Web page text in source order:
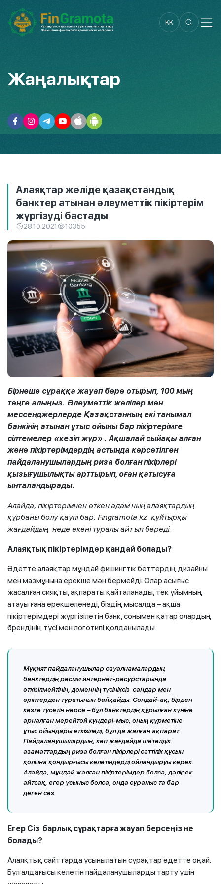
KK
Жаңалықтар
Алаяқтар желіде қазақстандық
банктер атынан әлеуметтік пікіртерім
жүргізуді бастады
28.10.2021 10355
Бірнеше сұраққа жауап бере отырып, 100 мың
теңге алыңыз. Әлеуметтік желілер мен
мессенджерлерде Қазақстанның екі танымал
банкінің атынан ұтыс ойыны бар пікіртерімге
сілтемелер «кезіп жүр» . Ақшалай сыйақы алған
және пікіртерімдердің астында көрсетілген
пайдаланушылардың риза болғанпікірлері
қызығушылықты арттырып, оған қатысуға
ынталандырады.
Алайда, пікіртерімнен өткенадамныңалаяқтардың
құрбаны болу қаупі бар. Fingramota.kz құйтырқы
жағдайдың неде екені туралы айтып береді.
Алаяқтық пікіртерімдер қандай болады?
Әдетте алаяқтар мұндай фишингтік беттердің дизайны
мен мазмұнына ерекше мән бермейді. Олар асығыс
жасалған сияқты, ақпараты қайталанады, тек ұйымның
атауы ғана ерекшеленеді, біздің мысалда – ақша
пікіртерімдері жүргізілетін банк, сонымен қатар олардың
брендінің түсі мен логотипі қолданылады.
Мұқият пайдаланушылар сауалнамалардың
банктердің ресми интернет-ресурстарында
өткізілмейтінін, доменнің түсініксіз сандар мен
әріптерден тұратынын байқайды. Сондай-ақ, бірден
көзге түсетін нәрсе – бұл банктердің құрылған күніне
арналған мерейтой күндері-мыс, оның құрметіне
ұтыс ойындары өткізіледі, бұл да жалған ақпарат.
Пайдаланушылардың, көп жағдайда шетелдік
азаматтардың риза болған пікірлері сәттілік құсын
қолына қондырғысы келетіндерді ойландыруы керек.
Алайда, мұндай жалған пікіртерімдер болса, дәлірек
айтсақ, егер ұсыныс болса, онда сұраныс та бар
деген сөз.
Егер Сіз барлық сұрақтарға жауап берсеңіз не
болады?
Алаяқтық сайттарда ұсынылатын сұрақтар әдетте оңай.
Бұл алдағысы келетін пайдаланушыларды тарту үшін